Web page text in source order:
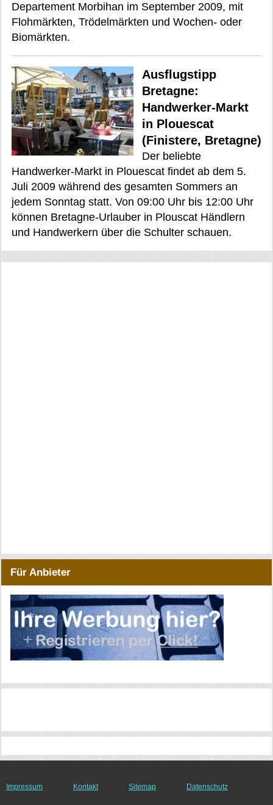
Departement Morbihan im September 2009, mit
Flohmärkten, Trödelmärkten und Wochen- oder
Biomärkten.
Ausflugstipp
Bretagne:
Handwerker-Markt
in Plouescat
(Finistere, Bretagne)
Der beliebte
Handwerker-Markt in Plouescat findet ab dem 5.
Juli 2009 während des gesamten Sommers an
jedem Sonntag statt. Von 09:00 Uhr bis 12:00 Uhr
können Bretagne-Urlauber in Plouscat Händlern
und Handwerkern über die Schulter schauen.
Für Anbieter
Impressum Kontakt Sitemap Datenschutz